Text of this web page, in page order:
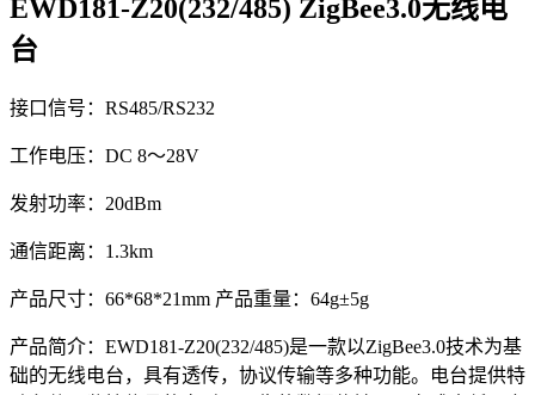
EWD181-Z20(232/485) ZigBee3.0无线电
台
接口信号：RS485/RS232
工作电压：DC 8～28V
发射功率：20dBm
通信距离：1.3km
产品尺寸：66*68*21mm 产品重量：64g±5g
产品简介：EWD181-Z20(232/485)是一款以ZigBee3.0技术为基
础的无线电台，具有透传，协议传输等多种功能。电台提供特